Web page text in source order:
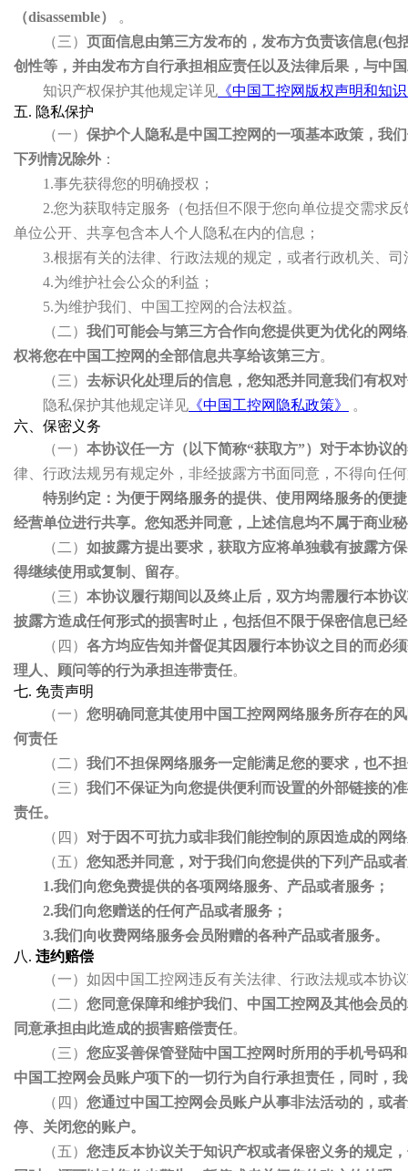
（disassemble）
。
（三） 页面信息由第三方发布的，发布方负责该信息(包
创性等，并由发布方自行承担相应责任以及法律后果，与中
知识产权保护其他规定详见 《中国工控网版权声明和知
五. 隐私保护
（一） 保护个人隐私是中国工控网的一项基本政策，我
下列情况除外 ：
1.事先获得您的明确授权；
2.您为获取特定服务（包括但不限于您向单位提交需求
单位公开、共享包含本人个人隐私在内的信息；
3.根据有关的法律、行政法规的规定，或者行政机关、
4.为维护社会公众的利益；
5.为维护我们、中国工控网的合法权益。
（二） 我们可能会与第三方合作向您提供更为优化的网
权将您在中国工控网的全部信息共享给该第三方。
（三） 去标识化处理后的信息，您知悉并同意我们有权
隐私保护其他规定详见 《中国工控网隐私政策》
。
六、保密义务
（一） 本协议任一方（以下简称“获取方”）对于本协议
律、行政法规另有规定外，非经披露方书面同意，不得向任
特别约定：为便于网络服务的提供、使用网络服务的便
经营单位进行共享。您知悉并同意，上述信息均不属于商业
（二） 如披露方提出要求，获取方应将单独载有披露方
得继续使用或复制、留存。
（三） 本协议履行期间以及终止后，双方均需履行本协
披露方造成任何形式的损害时止，包括但不限于保密信息已
（四） 各方均应告知并督促其因履行本协议之目的而必
理人、顾问等的行为承担连带责任。
七. 免责声明
（一） 您明确同意其使用中国工控网网络服务所存在的
何责任
（二） 我们不担保网络服务一定能满足您的要求，也不
（三） 我们不保证为向您提供便利而设置的外部链接的
责任。
（四） 对于因不可抗力或非我们能控制的原因造成的网
（五） 您知悉并同意，对于我们向您提供的下列产品或
1.我们向您免费提供的各项网络服务、产品或者服务；
2.我们向您赠送的任何产品或者服务；
3.我们向收费网络服务会员附赠的各种产品或者服务。
八. 违约赔偿
（一）如因中国工控网违反有关法律、行政法规或本
（二） 您同意保障和维护我们、中国工控网及其他会员
同意承担由此造成的损害赔偿责任。
（三） 您应妥善保管登陆中国工控网时所用的手机号码
中国工控网会员账户项下的一切行为自行承担责任，同时，
（四） 您通过中国工控网会员账户从事非法活动的，或
停、关闭您的账户。
（五） 您违反本协议关于知识产权或者保密义务的规定